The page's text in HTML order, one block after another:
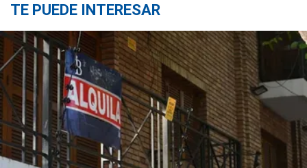
TE PUEDE INTERESAR